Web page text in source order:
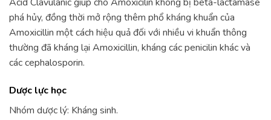
phá hủy, đồng thời mở rộng thêm phổ kháng khuẩn của
Amoxicillin một cách hiệu quả đối với nhiều vi khuẩn thông
thường đã kháng lại Amoxicillin, kháng các penicilin khác và
các cephalosporin.
Dược lực học
Nhóm dược lý: Kháng sinh.